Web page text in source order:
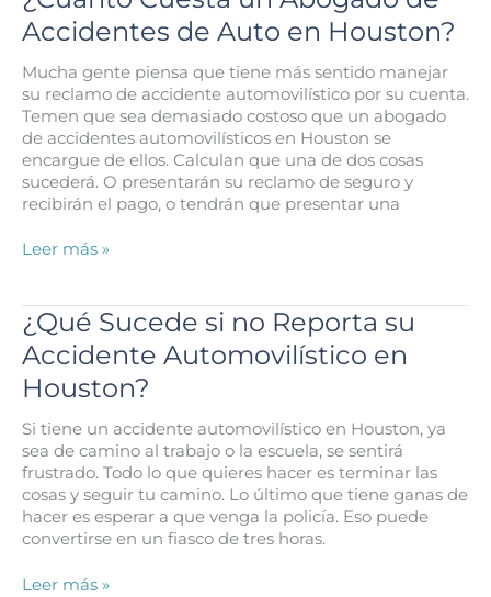
Ingresos
del
de
Accidentes
Automovilísticos?
Accidentes de Auto en Houston?
Mucha gente piensa que tiene más sentido manejar
su reclamo de accidente automovilístico por su cuenta.
Temen que sea demasiado costoso que un abogado
de accidentes automovilísticos en Houston se
encargue de ellos. Calculan que una de dos cosas
sucederá. O presentarán su reclamo de seguro y
recibirán el pago, o tendrán que presentar una
¿Cuánto
Abogado
de
Accidentes
de
Auto
en
Houston?
Leer más »
¿Qué Sucede si no Reporta su
Accidente Automovilístico en
Houston?
Si tiene un accidente automovilístico en Houston, ya
sea de camino al trabajo o la escuela, se sentirá
frustrado. Todo lo que quieres hacer es terminar las
cosas y seguir tu camino. Lo último que tiene ganas de
hacer es esperar a que venga la policía. Eso puede
convertirse en un fiasco de tres horas.
¿Qué
Leer más »